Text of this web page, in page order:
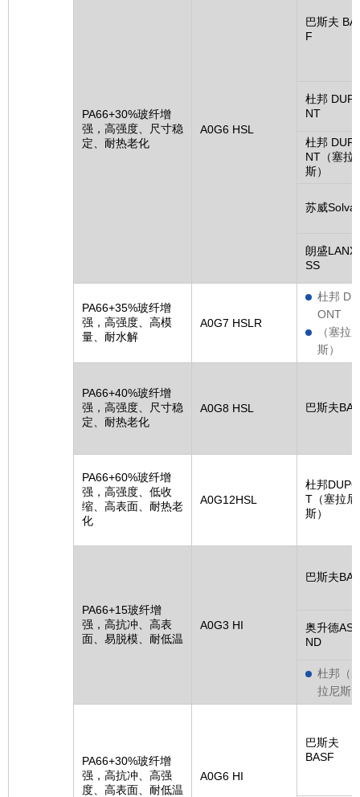
PA66+30%玻纤增
强，高强度、尺寸稳
定、耐热老化
A0G6 HSL
巴斯夫
F
杜邦
NT
杜邦
NT（塞拉
斯）
苏威
朗盛
SS
PA66+35%玻纤增
强，高强度、高模
量、耐水解
A0G7 HSLR
杜邦
ONT
（塞拉
斯）
PA66+40%玻纤增
强，高强度、尺寸稳
定、耐热老化
A0G8 HSL 巴斯夫
PA66+60%玻纤增
强，高强度、低收
缩、高表面、耐热老
化
A0G12HSL
杜邦
T（塞拉尼
斯）
PA66+15玻纤增
强，高抗冲、高表
面、易脱模、耐低温
A0G3 HI
巴斯夫
奥升德
ND
杜邦（
拉尼斯
PA66+30%玻纤增
强，高抗冲、高强
度、高表面、耐低温
A0G6 HI
巴斯夫
BASF